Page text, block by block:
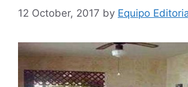
12 October, 2017 by Equipo